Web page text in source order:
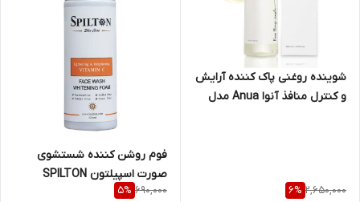
شوینده روغنی پاک کننده آرایش
و کنترل منافذ آنوا Anua مدل
2,650,000
6%
فوم روشن کننده شستشوی
صورت اسپیلتون SPILTON
مناسب انواع پوست حاوی
690,000
5%